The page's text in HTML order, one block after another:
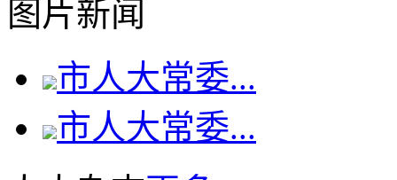
图片新闻
市人大常委...
市人大常委...